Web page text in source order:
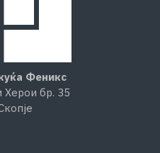
Феникс
Херои бр. 35